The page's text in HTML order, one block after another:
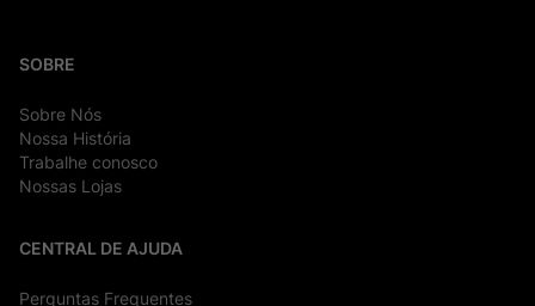
SOBRE
Sobre Nós
Nossa História
Trabalhe conosco
Nossas Lojas
CENTRAL DE AJUDA
Perguntas Frequentes